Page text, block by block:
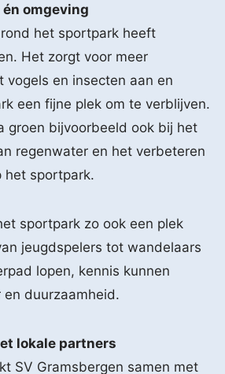
omgeving
het sportpark heeft
Het zorgt voor meer
vogels en insecten aan en
een fijne plek om te verblijven.
groen bijvoorbeeld ook bij het
regenwater en het verbeteren
het sportpark.
sportpark zo ook een plek
jeugdspelers tot wandelaars
lopen, kennis kunnen
duurzaamheid.
lokale partners
SV Gramsbergen samen met